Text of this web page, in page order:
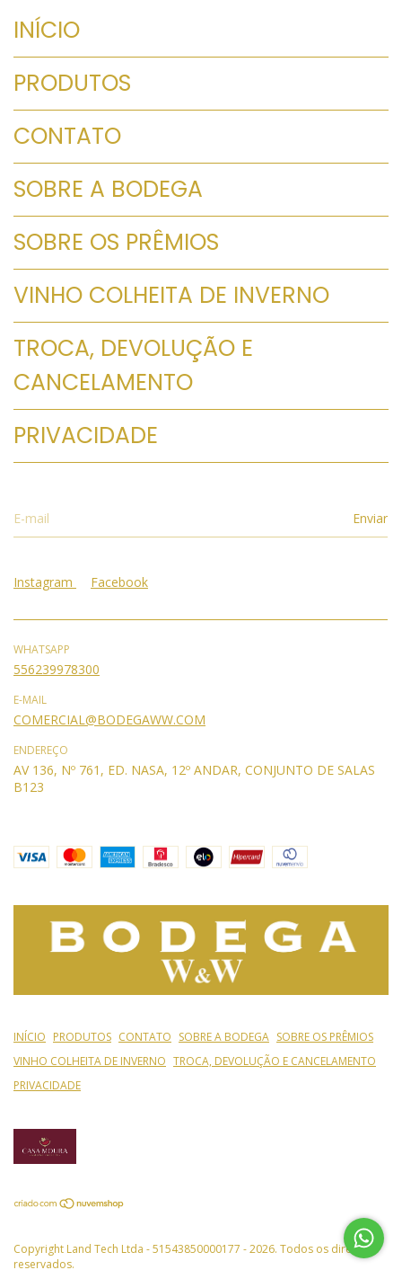
INÍCIO
PRODUTOS
CONTATO
SOBRE A BODEGA
SOBRE OS PRÊMIOS
VINHO COLHEITA DE INVERNO
TROCA, DEVOLUÇÃO E
CANCELAMENTO
PRIVACIDADE
Instagram Facebook
WHATSAPP
556239978300
E-MAIL
COMERCIAL@BODEGAWW.COM
ENDEREÇO
AV 136, Nº 761, ED. NASA, 12º ANDAR, CONJUNTO DE SALAS
B123
INÍCIO PRODUTOS CONTATO SOBRE A BODEGA SOBRE OS PRÊMIOS
VINHO COLHEITA DE INVERNO TROCA, DEVOLUÇÃO E CANCELAMENTO
PRIVACIDADE
Copyright Land Tech Ltda - 51543850000177 - 2026. Todos os direitos
reservados.